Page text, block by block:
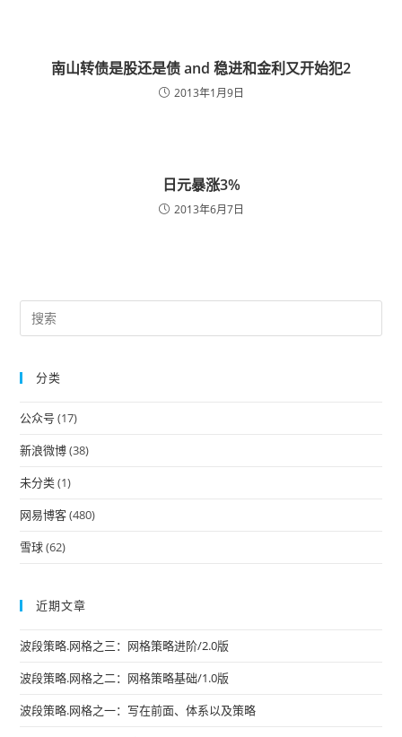
南山转债是股还是债 and 稳进和金利又开始犯2
2013年1月9日
日元暴涨3%
2013年6月7日
分类
公众号 (17)
新浪微博(38)
未分类(1)
网易博客(480)
雪球(62)
近期文章
波段策略.网格之三：网格策略进阶/2.0版
波段策略.网格之二：网格策略基础/1.0版
波段策略.网格之一：写在前面、体系以及策略